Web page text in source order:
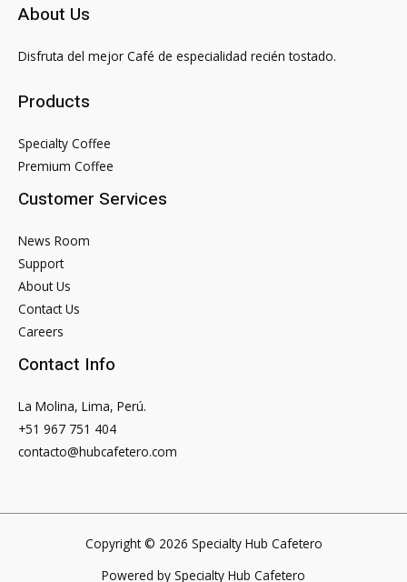
About Us
Disfruta del mejor Café de especialidad recién tostado.
Products
Specialty Coffee
Premium Coffee
Customer Services
News Room
Support
About Us
Contact Us
Careers
Contact Info
La Molina, Lima, Perú.
+51 967 751 404
contacto@hubcafetero.com
Copyright © 2026 Specialty Hub Cafetero
Powered by Specialty Hub Cafetero